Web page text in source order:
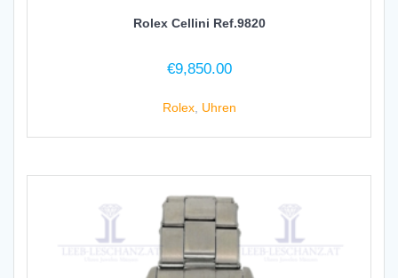
Rolex Cellini Ref.9820
€9,850.00
Rolex, Uhren